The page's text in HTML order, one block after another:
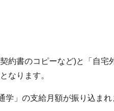
約書のコピーなど)と「自宅
なります。
」の支給月額が振り込まれ